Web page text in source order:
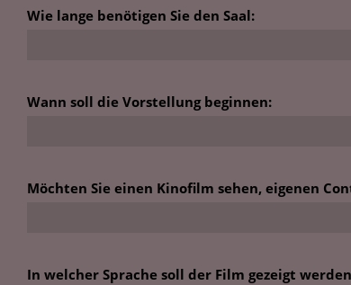
Wie lange benötigen Sie den Saal:
Wann soll die Vorstellung beginnen:
Möchten Sie einen Kinofilm sehen, eigenen
In welcher Sprache soll der Film gezeigt